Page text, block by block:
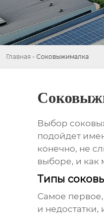
Главная - Соковыжималка
Выбор
подойдет
конечно, не
выборе, и как
Типы
Самое первое,
и недостатки,